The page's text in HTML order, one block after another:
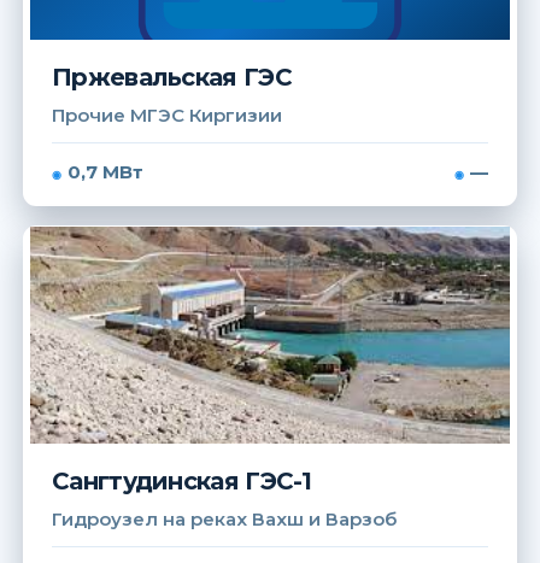
Пржевальская ГЭС
Прочие МГЭС Киргизии
0,7 МВт —
Сангтудинская ГЭС-1
Гидроузел на реках Вахш и Варзоб